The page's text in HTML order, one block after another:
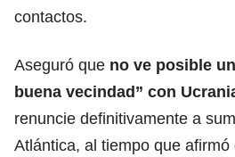
contactos.
Aseguró que no ve posible
buena vecindad” con
renuncie definitivamente a
Atlántica, al tiempo que